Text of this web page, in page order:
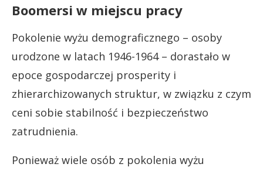
Boomersi w miejscu pracy
Pokolenie wyżu demograficznego – osoby
urodzone w latach 1946-1964 – dorastało w
epoce gospodarczej prosperity i
zhierarchizowanych struktur, w związku z czym
ceni sobie stabilność i bezpieczeństwo
zatrudnienia.
Ponieważ wiele osób z pokolenia wyżu